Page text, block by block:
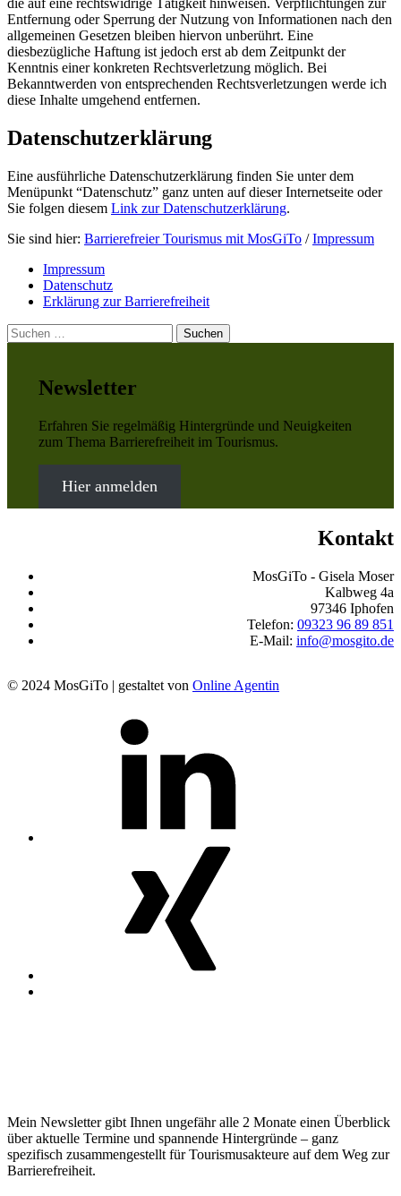
Entfernung oder Sperrung der Nutzung von Informationen nach den
allgemeinen Gesetzen bleiben hiervon unberührt. Eine
diesbezügliche Haftung ist jedoch erst ab dem Zeitpunkt der
Kenntnis einer konkreten Rechtsverletzung möglich. Bei
Bekanntwerden von entsprechenden Rechtsverletzungen werde ich
diese Inhalte umgehend entfernen.
Datenschutzerklärung
Eine ausführliche Datenschutzerklärung finden Sie unter dem
Menüpunkt “Datenschutz” ganz unten auf dieser Internetseite oder
Sie folgen diesem Link zur Datenschutzerklärung.
Springe
zum
Menü
Sie sind hier: Barrierefreier Tourismus mit MosGiTo /Impressum
Impressum
Datenschutz
Erklärung zur Barrierefreiheit
Suchen
nach:
Newsletter
Erfahren Sie regelmäßig Hintergründe und Neuigkeiten
zum Thema Barrierefreiheit im Tourismus.
Hier anmelden
Kontakt
MosGiTo - Gisela Moser
Kalbweg 4a
97346 Iphofen
Telefon: 09323 96 89 851
E-Mail: info@mosgito.de
© 2024 MosGiTo | gestaltet von Online Agentin
Mein Newsletter gibt Ihnen ungefähr alle 2 Monate einen Überblick
über aktuelle Termine und spannende Hintergründe – ganz
spezifisch zusammengestellt für Tourismusakteure auf dem Weg zur
Barrierefreiheit.